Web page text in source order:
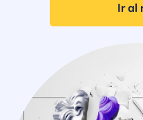
Ir al